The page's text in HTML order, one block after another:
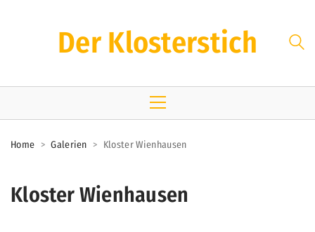
Der Klosterstich
Home > Galerien > Kloster Wienhausen
Kloster Wienhausen